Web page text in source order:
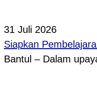
31 Juli 2026
Siapkan
Bantul – Dalam